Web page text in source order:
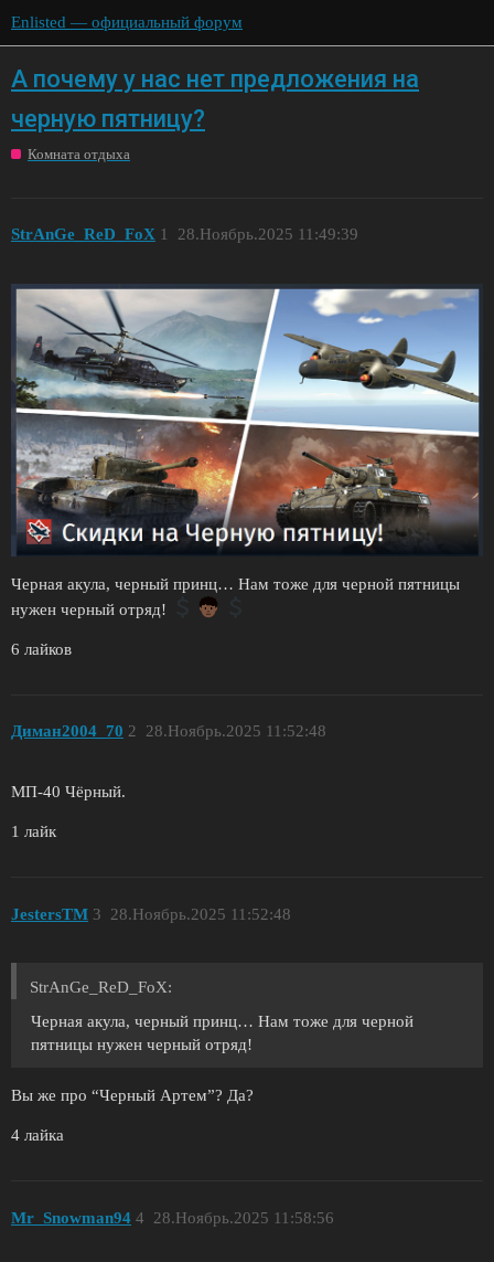
Enlisted — официальный форум
А почему у нас нет предложения на
черную пятницу?
Комната отдыха
StrAnGe_ReD_FoX 28.Ноябрь.2025 11:49:39
1
Черная акула, черный принц… Нам тоже для черной пятницы
нужен черный отряд!
6 лайков
Диман2004_70 28.Ноябрь.2025 11:52:48
2
МП-40 Чёрный.
1 лайк
JestersTM 28.Ноябрь.2025 11:52:48
3
StrAnGe_ReD_FoX:
Черная акула, черный принц… Нам тоже для черной
пятницы нужен черный отряд!
Вы же про “Черный Артем”? Да?
4 лайка
Mr_Snowman94 28.Ноябрь.2025 11:58:56
4